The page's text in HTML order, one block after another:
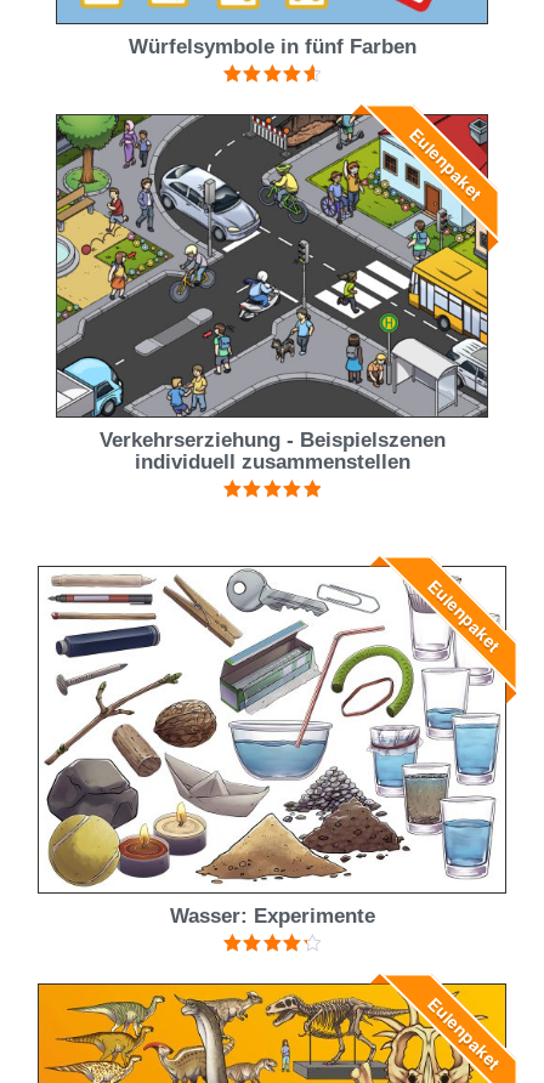
Würfelsymbole in fünf Farben
mit4.67
von 5
Eulenpaket
Verkehrserziehung - Beispielszenen
individuell zusammenstellen
Eulenpaket
Wasser: Experimente
mit4.33
von 5
Eulenpaket